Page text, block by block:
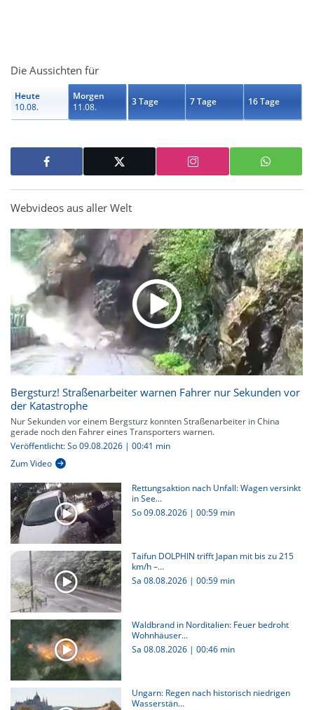
Die Aussichten für
Heute
10.08.
Morgen
11.08.
3 Tage 7 Tage 16 Tage
Webvideos aus aller Welt
Bergsturz! Straßenarbeiter warnen Fahrer nur Sekunden vor
der Katastrophe
Nur Sekunden vor einem Bergsturz konnten Straßenarbeiter in China
gerade noch den Fahrer eines Transporters warnen.
Veröffentlicht: So 09.08.2026 | 00:41 min
Zum Video
Rettungsaktion nach Unfall: Wagen versinkt
in See...
So 09.08.2026 | 00:59 min
Taifun DOLPHIN trifft Japan mit bis zu 215
km/h –...
Sa 08.08.2026 | 00:59 min
Waldbrand in Norditalien: Feuer bedroht
Wohnhäuser...
Sa 08.08.2026 | 00:46 min
Ungarn: Regen nach historisch niedrigen
Wasserstän...